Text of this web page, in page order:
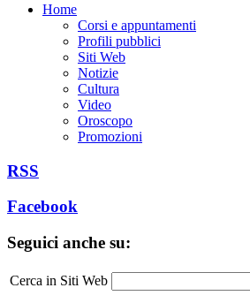
Home
Corsi e appuntamenti
Profili pubblici
Siti Web
Notizie
Cultura
Video
Oroscopo
Promozioni
RSS
Facebook
Seguici anche su:
Cerca in Siti Web